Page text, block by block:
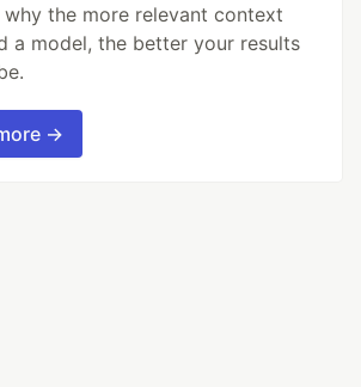
why the more relevant context
a model, the better your results
→